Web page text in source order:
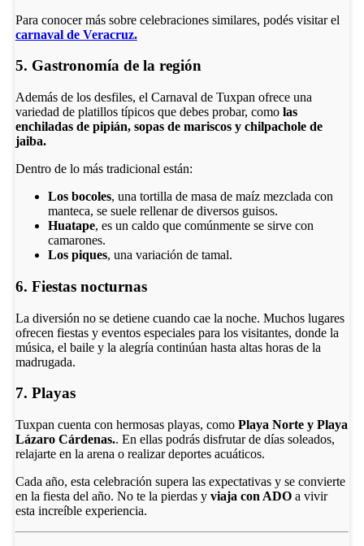
Para conocer más sobre celebraciones similares, podés visitar el
carnaval de Veracruz.
5. Gastronomía de la región
Además de los desfiles, el Carnaval de Tuxpan ofrece una
variedad de platillos típicos que debes probar, como las
enchiladas de pipián, sopas de mariscos y chilpachole de
jaiba.
Dentro de lo más tradicional están:
Los bocoles, una tortilla de masa de maíz mezclada con
manteca, se suele rellenar de diversos guisos.
Huatape, es un caldo que comúnmente se sirve con
camarones.
Los piques, una variación de tamal.
6. Fiestas nocturnas
La diversión no se detiene cuando cae la noche. Muchos lugares
ofrecen fiestas y eventos especiales para los visitantes, donde la
música, el baile y la alegría continúan hasta altas horas de la
madrugada.
7. Playas
Tuxpan cuenta con hermosas playas, como Playa Norte y Playa
Lázaro Cárdenas.. En ellas podrás disfrutar de días soleados,
relajarte en la arena o realizar deportes acuáticos.
Cada año, esta celebración supera las expectativas y se convierte
en la fiesta del año. No te la pierdas y viaja con ADO a vivir
esta increíble experiencia.